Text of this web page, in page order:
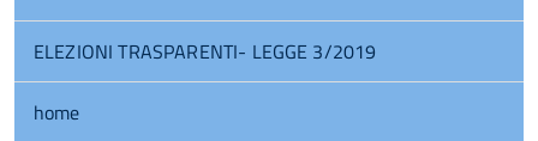
ELEZIONI TRASPARENTI- LEGGE 3/2019
home